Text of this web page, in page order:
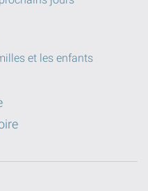
et les enfants